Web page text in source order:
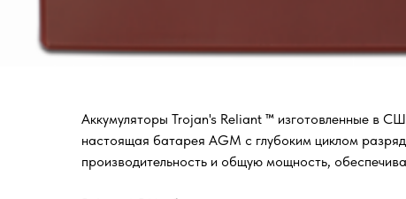
Аккумуляторы Trojan's Reliant ™ изготовленные в
настоящая батарея AGM с глубоким циклом
производительность и общую мощность,